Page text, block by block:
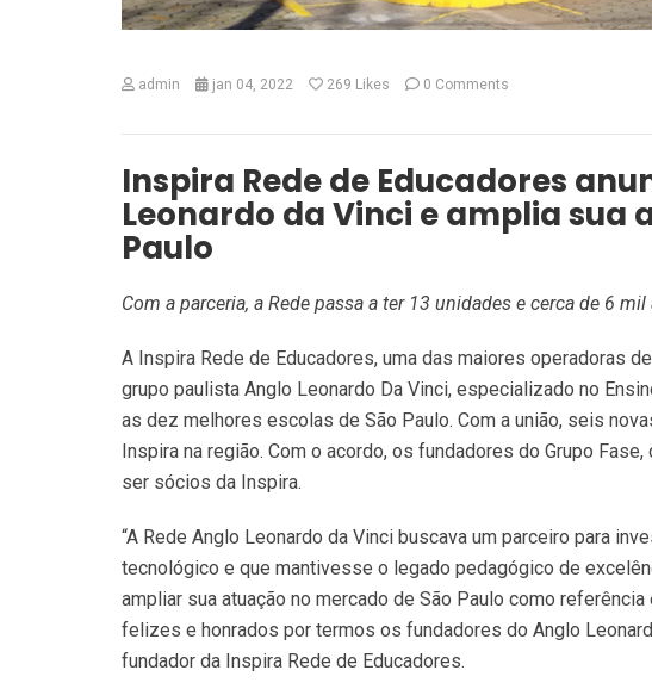
admin jan 04, 2022 269 Likes 0 Comments
Inspira Rede de Educadores
Leonardo da Vinci e amplia sua
Paulo
Com a parceria, a Rede passa a ter 13 unidades e cerca de 6
A Inspira Rede de Educadores, uma das maiores operadoras
grupo paulista Anglo Leonardo Da Vinci, especializado no
as dez melhores escolas de São Paulo. Com a união, seis
Inspira na região. Com o acordo, os fundadores do Grupo
ser sócios da Inspira.
“A Rede Anglo Leonardo da Vinci buscava um parceiro para
tecnológico e que mantivesse o legado pedagógico de
ampliar sua atuação no mercado de São Paulo como
felizes e honrados por termos os fundadores do Anglo
fundador da Inspira Rede de Educadores.